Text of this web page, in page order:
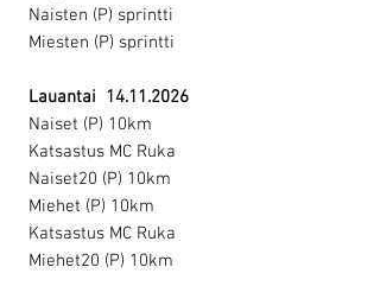
Naisten (P) sprintti
Miesten (P) sprintti
Lauantai 14.11.2026
Naiset (P) 10km
Katsastus MC Ruka
Naiset20 (P) 10km
Miehet (P) 10km
Katsastus MC Ruka
Miehet20 (P) 10km